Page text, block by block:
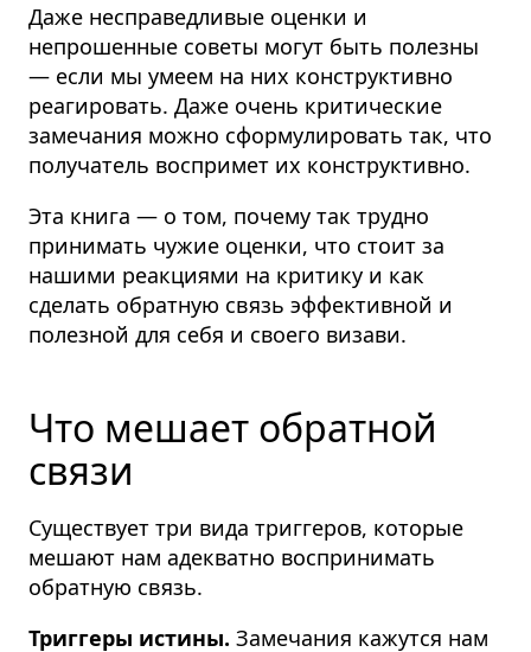
Даже несправедливые оценки и
непрошенные советы могут быть полезны
— если мы умеем на них конструктивно
реагировать. Даже очень критические
замечания можно сформулировать так, что
получатель воспримет их конструктивно.
Эта книга — о том, почему так трудно
принимать чужие оценки, что стоит за
нашими реакциями на критику и как
сделать обратную связь эффективной и
полезной для себя и своего визави.
Что мешает обратной
связи
Существует три вида триггеров, которые
мешают нам адекватно воспринимать
обратную связь.
Триггеры истины. Замечания кажутся нам